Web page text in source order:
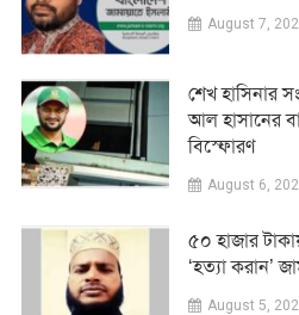
August 7,
শেখ হাসিনার
আল হাসানের
বিস্ফোরণ
August 6,
৫০ হাজার
‘হত্যা করান’
August 5,